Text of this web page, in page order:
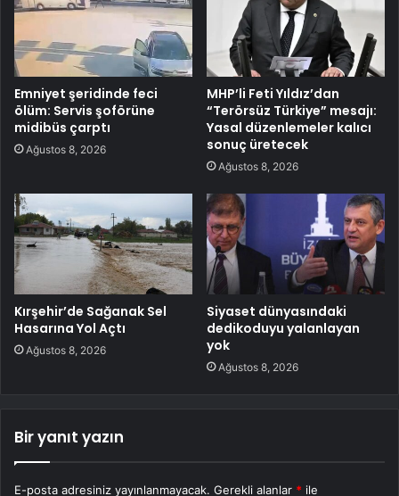
Emniyet şeridinde feci
ölüm: Servis şoförüne
midibüs çarptı
Ağustos 8, 2026
MHP’li Feti Yıldız’dan
“Terörsüz Türkiye” mesajı:
Yasal düzenlemeler kalıcı
sonuç üretecek
Ağustos 8, 2026
Kırşehir’de Sağanak Sel
Hasarına Yol Açtı
Ağustos 8, 2026
Siyaset dünyasındaki
dedikoduyu yalanlayan
yok
Ağustos 8, 2026
Bir yanıt yazın
E-posta adresiniz yayınlanmayacak. Gerekli alanlar * ile